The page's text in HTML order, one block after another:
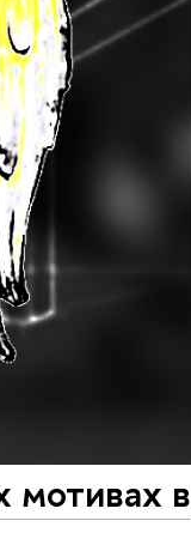
мотивах в